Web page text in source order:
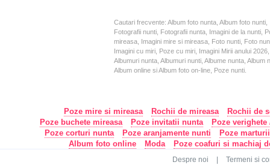
Cautari frecvente: Album foto nunta, Album foto
Fotografii nunti, Fotografii nunta, Imagini de la nunti,
mireasa, Imagini mire si mireasa, Foto nunti, Foto
Imagini cu miri, Poze cu miri, Imagini Mirii anului
Albumuri nunta, Albumuri nunti, Albume nunta,
Album online si Album foto on-line, Poze nunti.
Poze mire si mireasa Rochii de mireasa
Rochii de
Poze buchete mireasa
Poze invitatii nunta
Poze
Poze corturi nunta
Poze aranjamente nunti
Poze
Album foto online
Moda Poze coafuri si machiaj
Despre noi
Termeni si